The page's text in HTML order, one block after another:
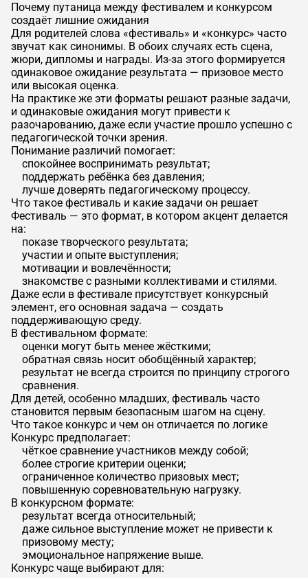
Почему путаница между фестивалем и конкурсом
создаёт лишние ожидания
Для родителей слова «фестиваль» и «конкурс» часто
звучат как синонимы. В обоих случаях есть сцена,
жюри, дипломы и награды. Из-за этого формируется
одинаковое ожидание результата — призовое место
или высокая оценка.
На практике же эти форматы решают разные задачи,
и одинаковые ожидания могут привести к
разочарованию, даже если участие прошло успешно с
педагогической точки зрения.
Понимание различий помогает:
спокойнее воспринимать результат;
поддержать ребёнка без давления;
лучше доверять педагогическому процессу.
Что такое фестиваль и какие задачи он решает
Фестиваль — это формат, в котором акцент делается
на:
показе творческого результата;
участии и опыте выступления;
мотивации и вовлечённости;
знакомстве с разными коллективами и стилями.
Даже если в фестивале присутствует конкурсный
элемент, его основная задача — создать
поддерживающую среду.
В фестивальном формате:
оценки могут быть менее жёсткими;
обратная связь носит обобщённый характер;
результат не всегда строится по принципу строгого
сравнения.
Для детей, особенно младших, фестиваль часто
становится первым безопасным шагом на сцену.
Что такое конкурс и чем он отличается по логике
Конкурс предполагает:
чёткое сравнение участников между собой;
более строгие критерии оценки;
ограниченное количество призовых мест;
повышенную соревновательную нагрузку.
В конкурсном формате:
результат всегда относительный;
даже сильное выступление может не привести к
призовому месту;
эмоциональное напряжение выше.
Конкурс чаще выбирают для: